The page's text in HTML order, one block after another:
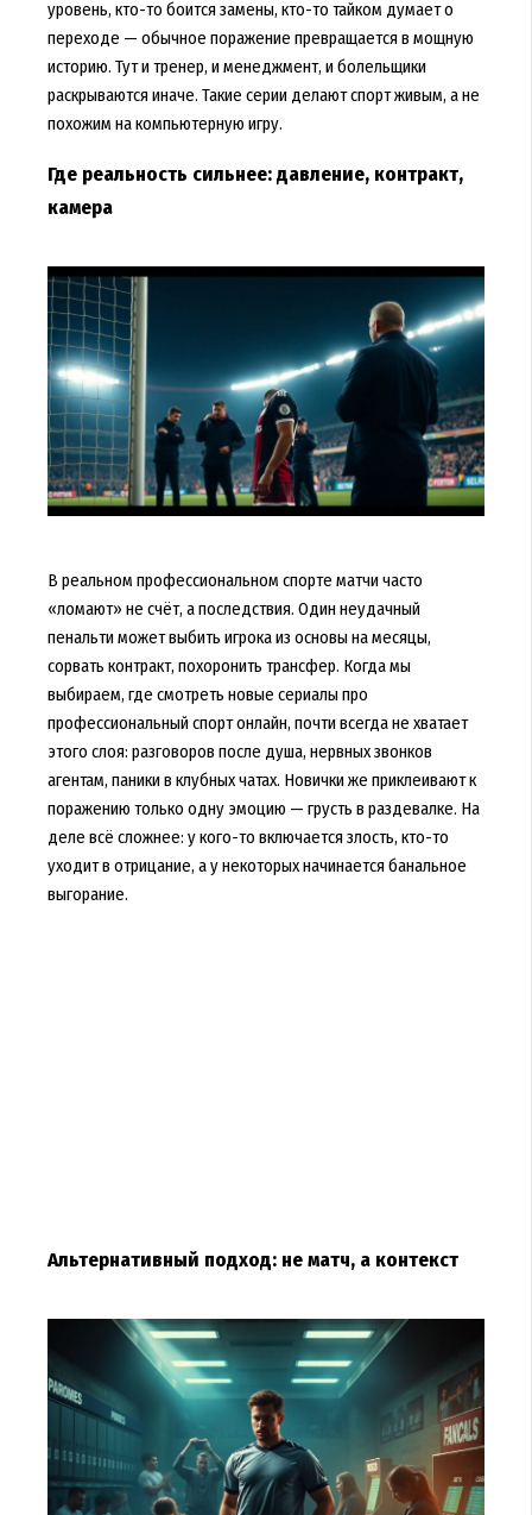
уровень, кто-то боится замены, кто-то тайком думает о
переходе — обычное поражение превращается в мощную
историю. Тут и тренер, и менеджмент, и болельщики
раскрываются иначе. Такие серии делают спорт живым, а не
похожим на компьютерную игру.
Где реальность сильнее: давление, контракт,
камера
В реальном профессиональном спорте матчи часто
«ломают» не счёт, а последствия. Один неудачный
пенальти может выбить игрока из основы на месяцы,
сорвать контракт, похоронить трансфер. Когда мы
выбираем, где смотреть новые сериалы про
профессиональный спорт онлайн, почти всегда не хватает
этого слоя: разговоров после душа, нервных звонков
агентам, паники в клубных чатах. Новички же приклеивают к
поражению только одну эмоцию — грусть в раздевалке. На
деле всё сложнее: у кого-то включается злость, кто-то
уходит в отрицание, а у некоторых начинается банальное
выгорание.
Альтернативный подход: не матч, а контекст